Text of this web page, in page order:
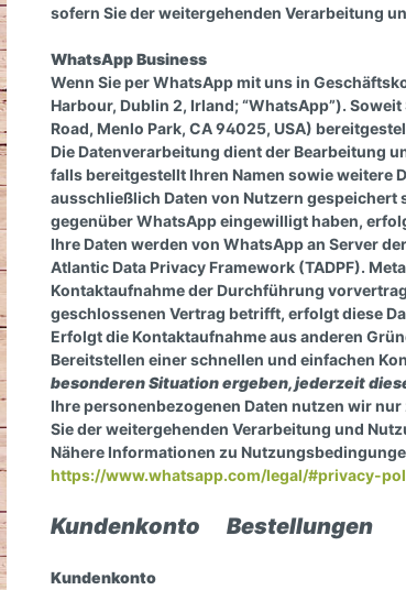
sofern Sie der weitergehenden Verarbeitung
WhatsApp Business
Wenn Sie per WhatsApp mit uns in
Harbour, Dublin 2, Irland; “WhatsApp”).
Road, Menlo Park, CA 94025, USA)
Die Datenverarbeitung dient der Bearbeitung
falls bereitgestellt Ihren Namen sowie weitere
ausschließlich Daten von Nutzern gespeichert
gegenüber WhatsApp eingewilligt haben,
Ihre Daten werden von WhatsApp an Server
Atlantic Data Privacy Framework (TADPF).
Kontaktaufnahme der Durchführung
geschlossenen Vertrag betrifft, erfolgt diese
Erfolgt die Kontaktaufnahme aus anderen
Bereitstellen einer schnellen und einfachen
besonderen Situation ergeben, jederzeit
Ihre personenbezogenen Daten nutzen wir
Sie der weitergehenden Verarbeitung und
Nähere Informationen zu
https://www.whatsapp.com/legal/#privacy-
Kundenkonto Bestellungen
Kundenkonto